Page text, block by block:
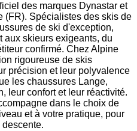
des marques Dynastar et
(FR). Spécialistes des skis de
de ski d'exception,
aux skieurs exigeants, du
confirmé. Chez Alpine
rigoureuse de skis
précision et leur polyvalence
les chaussures Lange,
leur confort et leur réactivité.
dans le choix de
et à votre pratique, pour